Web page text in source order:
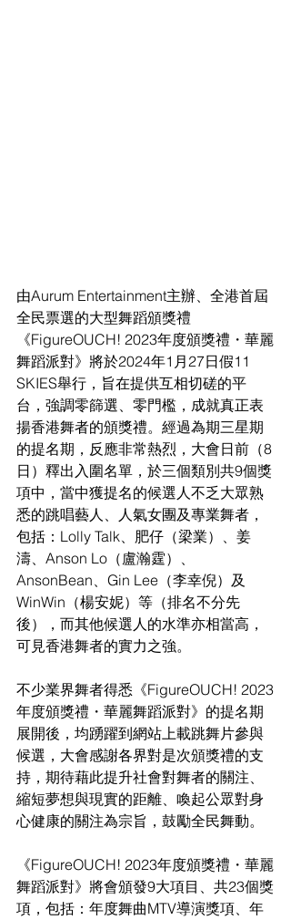
由Aurum Entertainment主辦、全港首屆
全民票選的大型舞蹈頒獎禮
《FigureOUCH! 2023年度頒獎禮・華麗
舞蹈派對》將於2024年1月27日假11
SKIES舉行，旨在提供互相切磋的平
台，強調零篩選、零門檻，成就真正表
揚香港舞者的頒獎禮。經過為期三星期
的提名期，反應非常熱烈，大會日前（8
日）釋出入圍名單 ，於三個類別共9個獎
項中， 當中獲提名的候選人不乏大眾熟
悉的跳唱藝人、人氣女團及專業舞者，
包括：Lolly Talk、 肥仔（梁業）、姜
濤、 Anson Lo（盧瀚霆）、
AnsonBean、Gin Lee（李幸倪）及
WinWin（楊安妮） 等 （排名不分先
後）
，而其他候選人的水準亦相當高，
可見香港舞者的實力之強。
不少業界舞者得悉 《FigureOUCH! 2023
年度頒獎禮・華麗舞蹈派對》的提名期
展開後，均踴躍到網站上載跳舞片參與
候選，大會感謝各界對是次頒獎禮的支
持，期待藉此提升社會對舞者的關注、
縮短夢想與現實的距離、喚起公眾對身
心健康的關注為宗旨，鼓勵全民舞動。
《FigureOUCH! 2023年度頒獎禮・華麗
舞蹈派對》將會頒發9大項目、共23個獎
項，包括： 年度舞曲MTV導演獎項、年